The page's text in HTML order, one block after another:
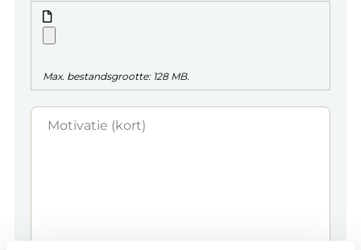
Max. bestandsgrootte: 128 MB.
Motivatie (kort)